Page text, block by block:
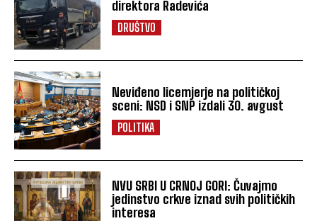
direktora Radevića
DRUŠTVO
Neviđeno licemjerje na političkoj
sceni: NSD i SNP izdali 30. avgust
POLITIKA
NVU SRBI U CRNOJ GORI: Čuvajmo
jedinstvo crkve iznad svih političkih
interesa